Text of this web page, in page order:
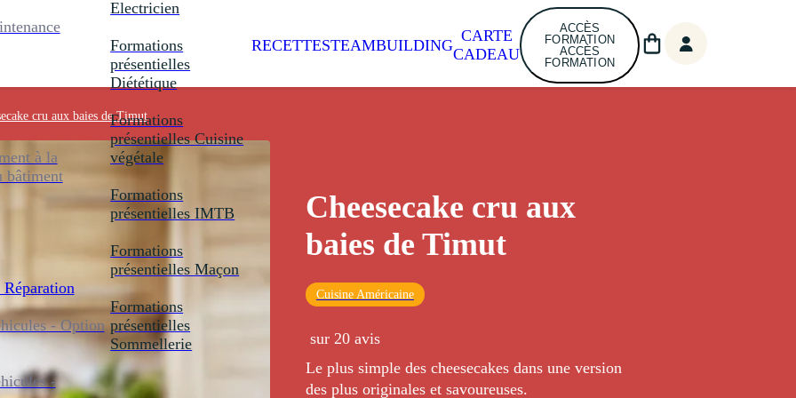
à la
bâtiment
- Option
-
Electricien
Formations
présentielles
Diététique
Formations
présentielles Cuisine
végétale
Formations
présentielles IMTB
Formations
présentielles Maçon
Formations
présentielles
Sommellerie
RECETTESTEAMBUILDING
CARTE
CADEAU
ACCÈS
FORMATION
ACCÈS
FORMATION
cru aux baies de Timut
Cheesecake cru aux
baies de Timut
Cuisine Américaine
sur 20 avis
Le plus simple des cheesecakes dans une version
des plus originales et savoureuses.